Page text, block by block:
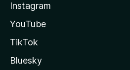
Instagram
YouTube
TikTok
Bluesky